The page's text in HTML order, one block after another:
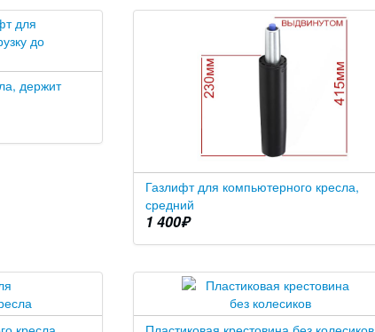
держит
Газлифт для компьютерного кресла,
средний
1 400₽